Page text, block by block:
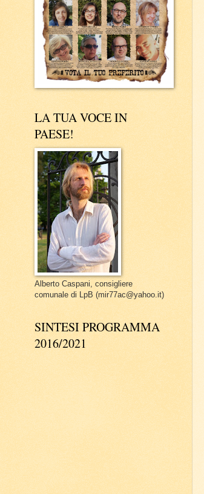
LA TUA VOCE IN
PAESE!
Alberto Caspani, consigliere
comunale di LpB (mir77ac@yahoo.it)
SINTESI PROGRAMMA
2016/2021